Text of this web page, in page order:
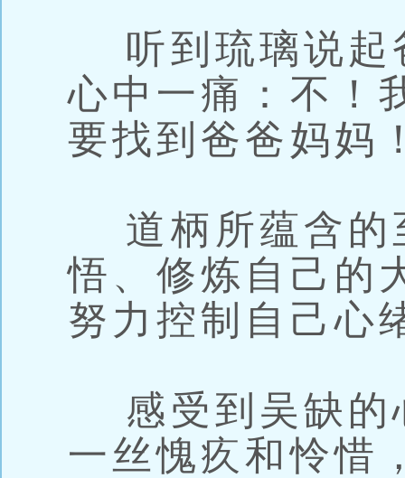
听到琉璃说起
心中一痛：不！
要找到爸爸妈妈
道柄所蕴含的
悟、修炼自己的
努力控制自己心
感受到吴缺的
一丝愧疚和怜惜